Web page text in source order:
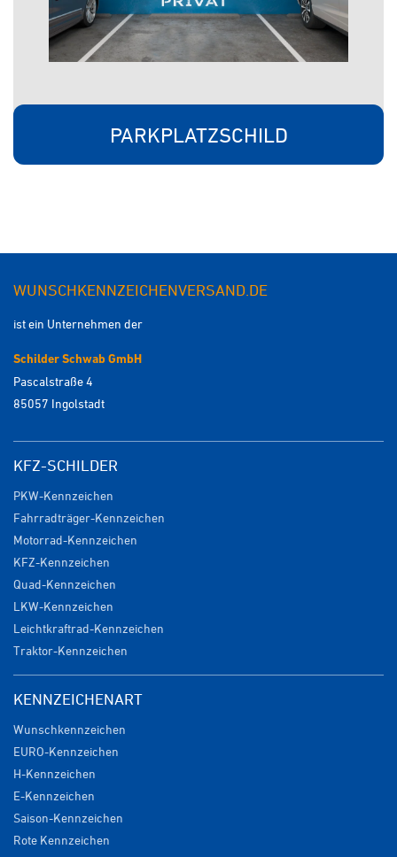
PARKPLATZSCHILD
WUNSCHKENNZEICHENVERSAND.DE
ist ein Unternehmen der
Schilder Schwab GmbH
Pascalstraße 4
85057 Ingolstadt
KFZ-SCHILDER
PKW-Kennzeichen
Fahrradträger-Kennzeichen
Motorrad-Kennzeichen
KFZ-Kennzeichen
Quad-Kennzeichen
LKW-Kennzeichen
Leichtkraftrad-Kennzeichen
Traktor-Kennzeichen
KENNZEICHENART
Wunschkennzeichen
EURO-Kennzeichen
H-Kennzeichen
E-Kennzeichen
Saison-Kennzeichen
Rote Kennzeichen